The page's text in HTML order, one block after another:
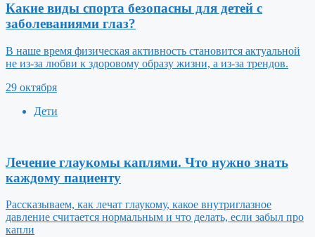
Какие виды спорта безопасны для детей с
заболеваниями глаз?
В наше время физическая активность становится актуальной
не из-за любви к здоровому образу жизни, а из-за трендов.
29 октября
Дети
Лечение глаукомы каплями. Что нужно знать
каждому пациенту
Рассказываем, как лечат глаукому, какое внутриглазное
давление считается нормальным и что делать, если забыл про
капли